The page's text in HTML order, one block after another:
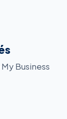
Business